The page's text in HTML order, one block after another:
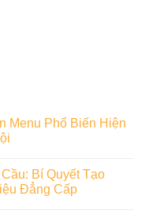
Menu Phổ Biến Hiện
Bí Quyết Tạo
Đẳng Cấp